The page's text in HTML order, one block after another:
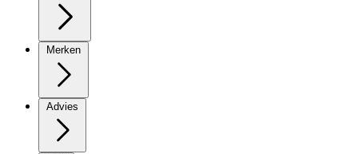
Merken
Advies